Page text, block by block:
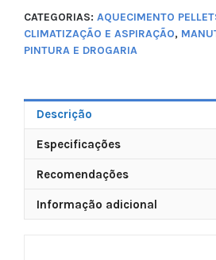
CATEGORIAS: AQUECIMENTO
CLIMATIZAÇÃO E ASPIRAÇÃO,
PINTURA E DROGARIA
Descrição
Especificações
Recomendações
Informação adicional